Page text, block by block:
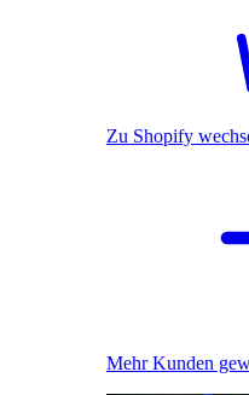
Zu Shopify
Mehr Kunden